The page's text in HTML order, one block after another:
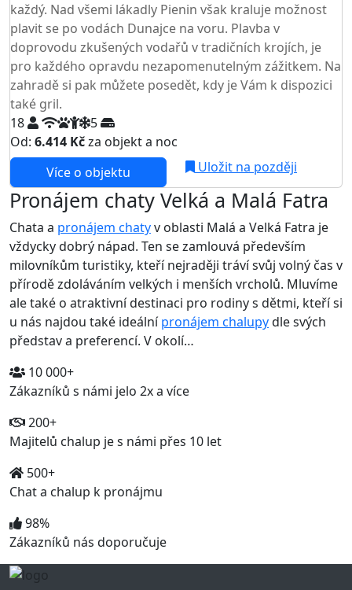
každý. Nad všemi lákadly Pienin však kraluje možnost
plavit se po vodách Dunajce na voru. Plavba v
doprovodu zkušených vodařů v tradičních krojích, je
pro každého opravdu nezapomenutelným zážitkem. Na
zahradě si pak můžete posedět, kdy je Vám k dispozici
také gril.
18
5
Od: 6.414 Kčza objekt a noc
Více o objektu
Uložit na později
Pronájem chaty Velká a Malá Fatra
Chata a pronájem chatyv oblasti Malá a Velká Fatra je
vždycky dobrý nápad. Ten se zamlouvá především
milovníkům turistiky, kteří nejraději tráví svůj volný čas v
přírodě zdoláváním velkých i menších vrcholů. Mluvíme
ale také o atraktivní destinaci pro rodiny s dětmi, kteří si
u nás najdou také ideálnípronájem chalupydle svých
představ a preferencí. V okolí…
10 000+
Zákazníků s námi jelo 2x a více
200+
Majitelů chalup je s námi přes 10 let
500+
Chat a chalup k pronájmu
98%
Zákazníků nás doporučuje